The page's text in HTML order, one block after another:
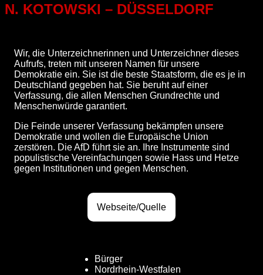
N. KOTOWSKI – DÜSSELDORF
Wir, die Unterzeichnerinnen und Unterzeichner dieses
Aufrufs, treten mit unseren Namen für unsere
Demokratie ein. Sie ist die beste Staatsform, die es je in
Deutschland gegeben hat. Sie beruht auf einer
Verfassung, die allen Menschen Grundrechte und
Menschenwürde garantiert.
Die Feinde unserer Verfassung bekämpfen unsere
Demokratie und wollen die Europäische Union
zerstören. Die AfD führt sie an. Ihre Instrumente sind
populistische Vereinfachungen sowie Hass und Hetze
gegen Institutionen und gegen Menschen.
Webseite/Quelle
Bürger
Nordrhein-Westfalen